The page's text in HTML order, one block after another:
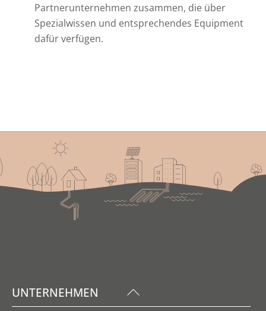
Partnerunternehmen zusammen, die über
Spezialwissen und entsprechendes Equipment
dafür verfügen.
Back
To
UNTERNEHMEN